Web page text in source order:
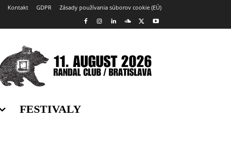
Kontakt GDPR Zásady používania súborov cookie (EÚ)
FESTIVALY